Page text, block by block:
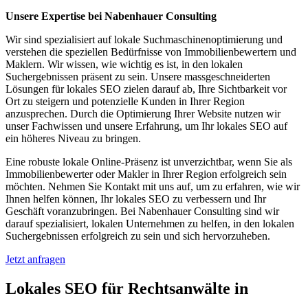
Unsere Expertise bei Nabenhauer Consulting
Wir sind spezialisiert auf lokale Suchmaschinenoptimierung und
verstehen die speziellen Bedürfnisse von Immobilienbewertern und
Maklern. Wir wissen, wie wichtig es ist, in den lokalen
Suchergebnissen präsent zu sein. Unsere massgeschneiderten
Lösungen für lokales SEO zielen darauf ab, Ihre Sichtbarkeit vor
Ort zu steigern und potenzielle Kunden in Ihrer Region
anzusprechen. Durch die Optimierung Ihrer Website nutzen wir
unser Fachwissen und unsere Erfahrung, um Ihr lokales SEO auf
ein höheres Niveau zu bringen.
Eine robuste lokale Online-Präsenz ist unverzichtbar, wenn Sie als
Immobilienbewerter oder Makler in Ihrer Region erfolgreich sein
möchten. Nehmen Sie Kontakt mit uns auf, um zu erfahren, wie wir
Ihnen helfen können, Ihr lokales SEO zu verbessern und Ihr
Geschäft voranzubringen. Bei Nabenhauer Consulting sind wir
darauf spezialisiert, lokalen Unternehmen zu helfen, in den lokalen
Suchergebnissen erfolgreich zu sein und sich hervorzuheben.
Jetzt anfragen
Lokales SEO für Rechtsanwälte in